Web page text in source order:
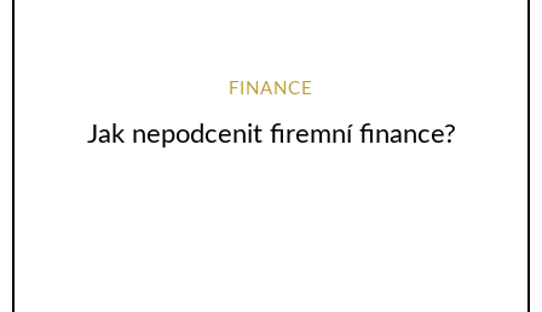
FINANCE
Jak nepodcenit firemní finance?